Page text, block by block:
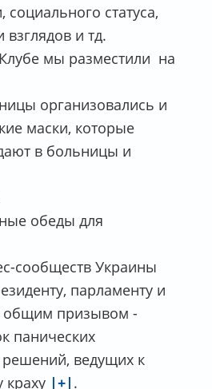
статуса,
взглядов и тд.
мы разместили на
организовались и
маски, которые
в больницы и
обеды для
сообществ Украины
парламенту и
общим призывом -
панических
ведущих к
краху |+| .